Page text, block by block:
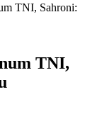
TNI, Sahroni:
TNI,